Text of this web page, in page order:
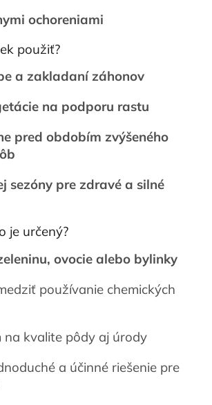
ochoreniami
použiť?
a zakladaní záhonov
na podporu rastu
pred obdobím zvýšeného
sezóny pre zdravé a silné
je určený?
ovocie alebo bylinky
používanie chemických
kvalite pôdy aj úrody
a účinné riešenie pre